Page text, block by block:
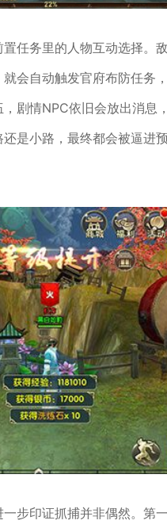
任务里的人物互动选择。
会自动触发官府布防任务
剧情NPC依旧会放出消息
是小路，最终都会被逼进
步印证抓捕并非偶然。第